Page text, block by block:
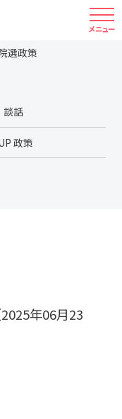
選政策
談話
政策
年06月23